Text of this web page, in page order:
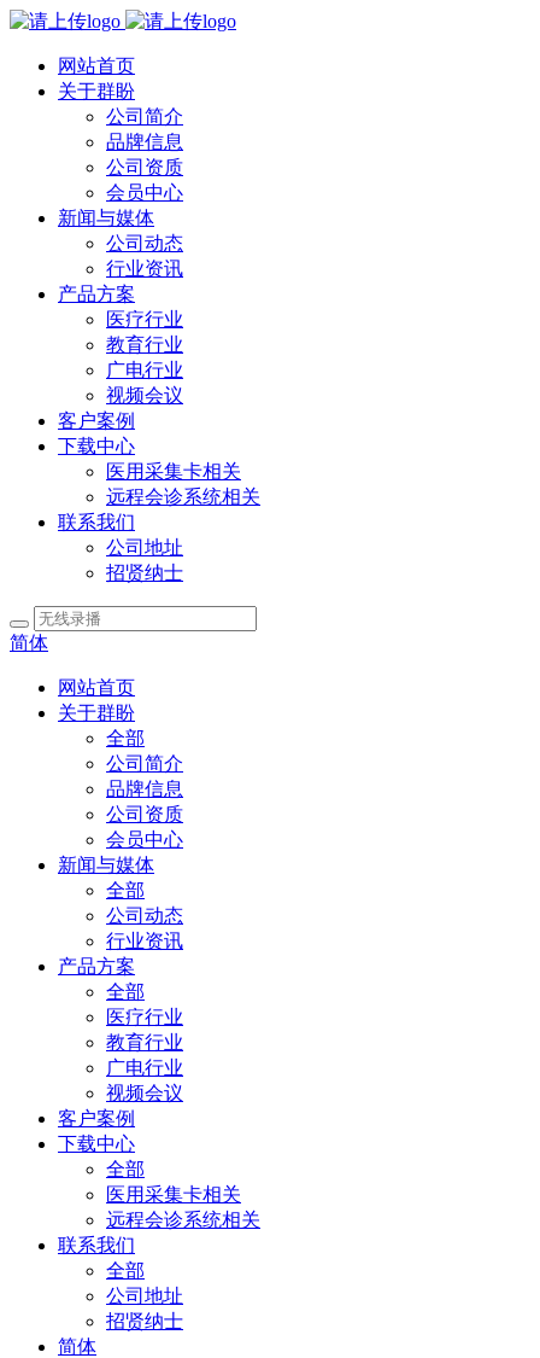
网站首页
关于群盼
公司简介
品牌信息
公司资质
会员中心
新闻与媒体
公司动态
行业资讯
产品方案
医疗行业
教育行业
广电行业
视频会议
客户案例
下载中心
医用采集卡相关
远程会诊系统相关
联系我们
公司地址
招贤纳士
简体
网站首页
关于群盼
全部
公司简介
品牌信息
公司资质
会员中心
新闻与媒体
全部
公司动态
行业资讯
产品方案
全部
医疗行业
教育行业
广电行业
视频会议
客户案例
下载中心
全部
医用采集卡相关
远程会诊系统相关
联系我们
全部
公司地址
招贤纳士
简体